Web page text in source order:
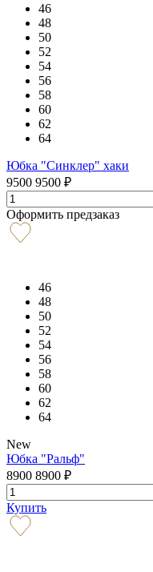
46
48
50
52
54
56
58
60
62
64
Юбка "Синклер" хаки
9500 9500 ₽
Оформить предзаказ
46
48
50
52
54
56
58
60
62
64
New
Юбка "Ральф"
8900 8900 ₽
Купить